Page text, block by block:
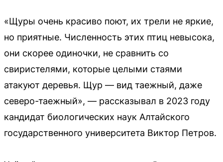
«Щуры очень красиво поют, их трели не яркие,
но приятные. Численность этих птиц невысока,
они скорее одиночки, не сравнить со
свиристелями, которые целыми стаями
атакуют деревья. Щур — вид таежный, даже
северо-таежный», — рассказывал в 2023 году
кандидат биологических наук Алтайского
государственного университета Виктор Петров.